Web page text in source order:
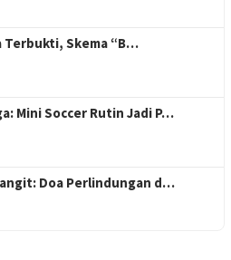
Terbukti, Skema “B…
Mini Soccer Rutin Jadi P…
Doa Perlindungan d…